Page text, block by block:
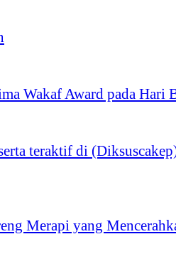
Wakaf Award pada Hari
teraktif di
Merapi yang